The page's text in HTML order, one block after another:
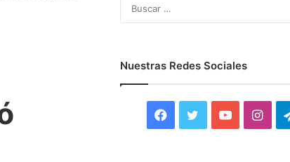
Nuestras Redes Sociales
F
Y
I